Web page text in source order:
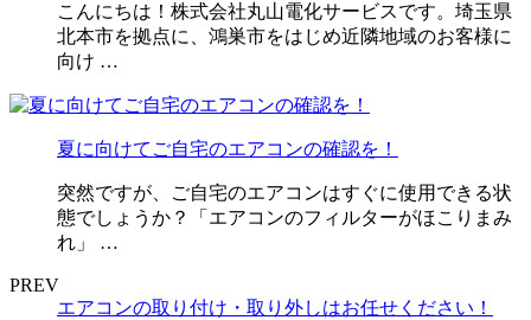
こんにちは！株式会社丸山電化サービスです。埼玉県
北本市を拠点に、鴻巣市をはじめ近隣地域のお客様に
向け …
夏に向けてご自宅のエアコンの確認を！
突然ですが、ご自宅のエアコンはすぐに使用できる状
態でしょうか？「エアコンのフィルターがほこりまみ
れ」 …
PREV
エアコンの取り付け・取り外しはお任せください！